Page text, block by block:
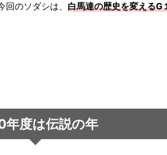
のソダシは、 白馬達の歴史を変えるG
度は伝説の年